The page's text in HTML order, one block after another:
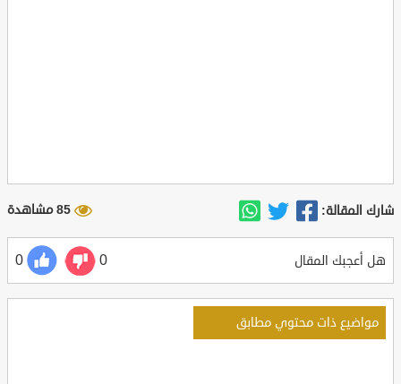
شارك المقالة: 85 مشاهدة
هل أعجبك المقال 0
0
مواضيع ذات محتوي مطابق